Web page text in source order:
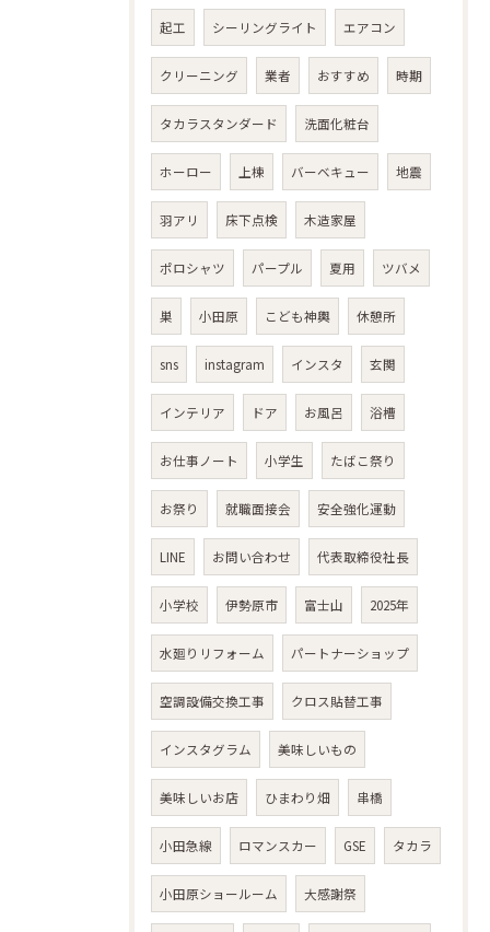
起工 シーリングライト エアコン
クリーニング 業者 おすすめ 時期
タカラスタンダード 洗面化粧台
ホーロー 上棟 バーベキュー 地震
羽アリ 床下点検 木造家屋
ポロシャツ パープル 夏用 ツバメ
巣 小田原 こども神輿 休憩所
sns instagram インスタ 玄関
インテリア ドア お風呂 浴槽
お仕事ノート 小学生 たばこ祭り
お祭り 就職面接会 安全強化運動
LINE お問い合わせ 代表取締役社長
小学校 伊勢原市 富士山 2025年
水廻りリフォーム パートナーショップ
空調設備交換工事 クロス貼替工事
インスタグラム 美味しいもの
美味しいお店 ひまわり畑 串橋
小田急線 ロマンスカー GSE タカラ
小田原ショールーム 大感謝祭